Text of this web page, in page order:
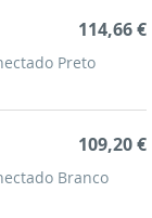
Preto
114,66 €
Branco
109,20 €